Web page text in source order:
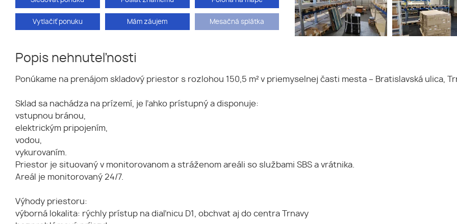
Vytlačiť ponuku Mám záujem Mesačná splátka
Popis nehnuteľnosti
Ponúkame na prenájom skladový priestor s rozlohou 150,5 m² v priemyselnej časti mesta – Bratislavská ulica,
Sklad sa nachádza na prízemí, je ľahko prístupný a disponuje:
vstupnou bránou,
elektrickým pripojením,
vodou,
vykurovaním.
Priestor je situovaný v monitorovanom a stráženom areáli so službami SBS a vrátnika.
Areál je monitorovaný 24/7.
Výhody priestoru:
výborná lokalita: rýchly prístup na diaľnicu D1, obchvat aj do centra Trnavy